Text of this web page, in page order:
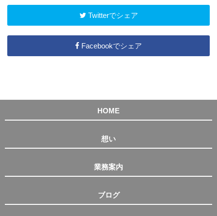
Twitterでシェア
Facebookでシェア
HOME
想い
業務案内
ブログ